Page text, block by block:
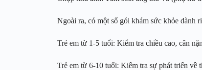
Ngoài ra, có một số gói khám sức khỏe dành
Trẻ em từ 1-5 tuổi: Kiểm tra chiều cao, cân
Trẻ em từ 6-10 tuổi: Kiểm tra sự phát triển về